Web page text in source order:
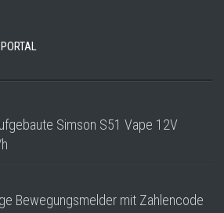
Simson S51 Vape 12V
Bewegungsmelder mit Zahlencode